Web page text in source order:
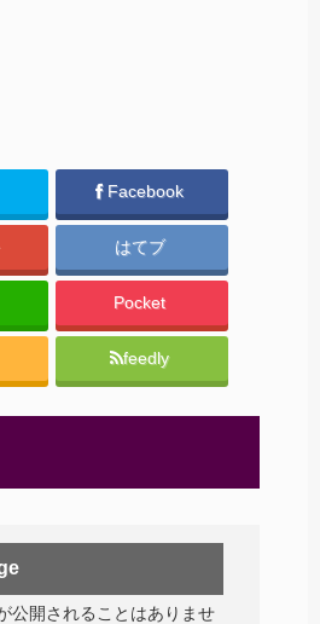
Facebook
はてブ
Pocket
feedly
公開されることはありませ